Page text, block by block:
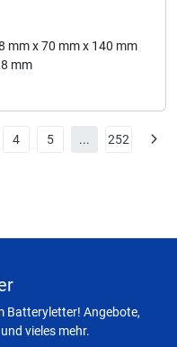
mm x 70 mm x 140 mm
mm
4 5 ... 252
Batteryletter! Angebote,
vieles mehr.